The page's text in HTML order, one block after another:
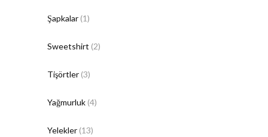
Şapkalar (1)
Sweetshirt (2)
Tişörtler (3)
Yağmurluk (4)
Yelekler (13)